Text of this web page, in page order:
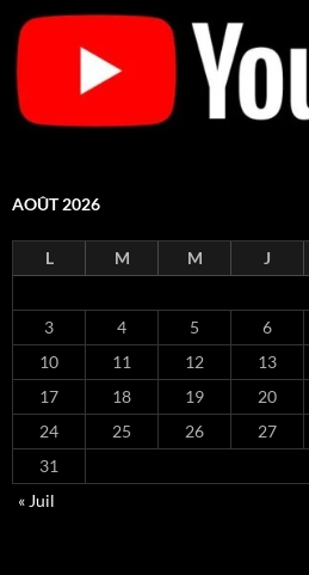
AOÛT 2026
L M M J
3
4 5 6
10
11 12 13
17
18 19 20
24
25 26 27
31
« Juil